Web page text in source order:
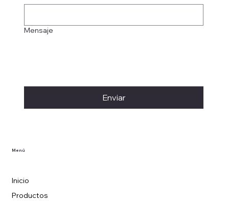
Menú
Inicio
Productos
Mensaje
Enviar